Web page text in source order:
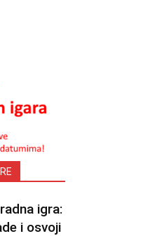
igra:
i osvoji